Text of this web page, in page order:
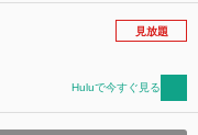
見放題
Huluで今すぐ見る